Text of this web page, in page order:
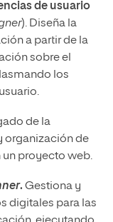
de usuario
). Diseña la
a partir de la
sobre el
los
de la
organización de
un proyecto web.
. Gestiona y
digitales para las